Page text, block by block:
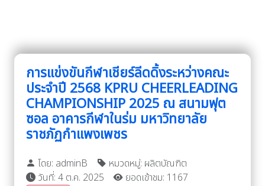
การแข่งขันกีฬาเชียร์ลีดดิ้งระหว่างคณะ
ประจำปี 2568 KPRU CHEERLEADING
CHAMPIONSHIP 2025 ณ สนามฟุต
ซอล อาคารกีฬาในร่ม มหาวิทยาลัย
ราชภัฏกำแพงเพชร
โดย: adminB
หมวดหมู่: ผลิตบัณฑิต
วันที่: 4 ต.ค. 2025
ยอดเข้าชม: 1167